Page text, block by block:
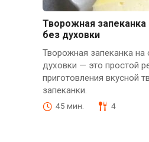
Творожная запеканка
без духовки
Творожная запеканка на
духовки — это простой
приготовления вкусной
запеканки.
45 мин. 4